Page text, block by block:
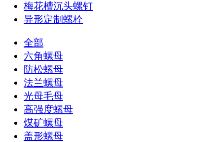
梅花槽沉头螺钉
异形定制螺栓
全部
六角螺母
防松螺母
法兰螺母
光母毛母
高强度螺母
煤矿螺母
盖形螺母